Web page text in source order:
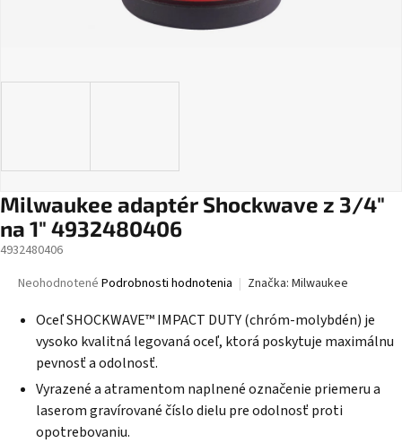
Milwaukee adaptér Shockwave z 3/4"
na 1" 4932480406
4932480406
Priemerné
produktu
5
hviezdičiek.
Neohodnotené Podrobnosti hodnotenia Značka: Milwaukee
Oceľ SHOCKWAVE™ IMPACT DUTY (chróm-molybdén) je
vysoko kvalitná legovaná oceľ, ktorá poskytuje maximálnu
pevnosť a odolnosť.
Vyrazené a atramentom naplnené označenie priemeru a
laserom gravírované číslo dielu pre odolnosť proti
opotrebovaniu.